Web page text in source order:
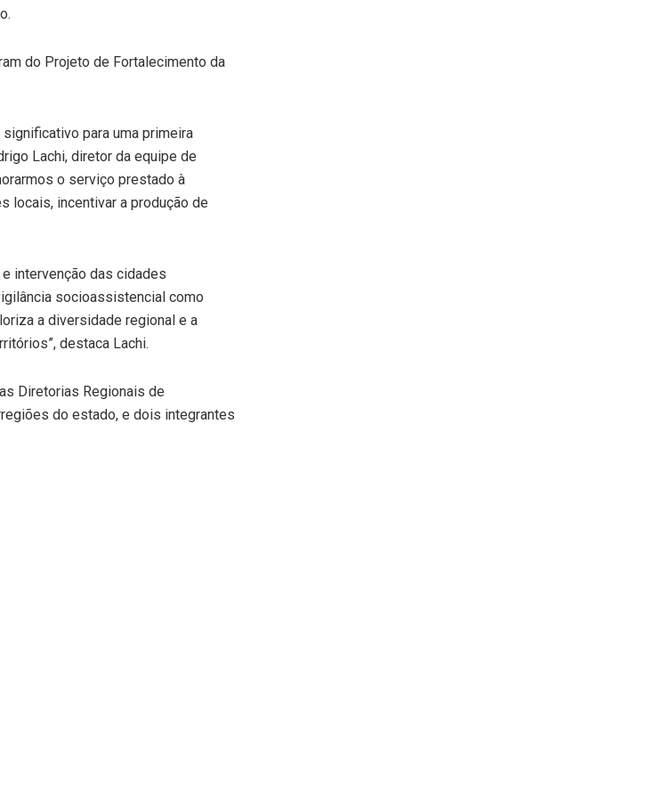
do Projeto de Fortalecimento da
para uma primeira
Lachi, diretor da equipe de
o serviço prestado à
locais, incentivar a produção de
intervenção das cidades
socioassistencial como
a diversidade regional e a
destaca Lachi.
Diretorias Regionais de
do estado, e dois integrantes